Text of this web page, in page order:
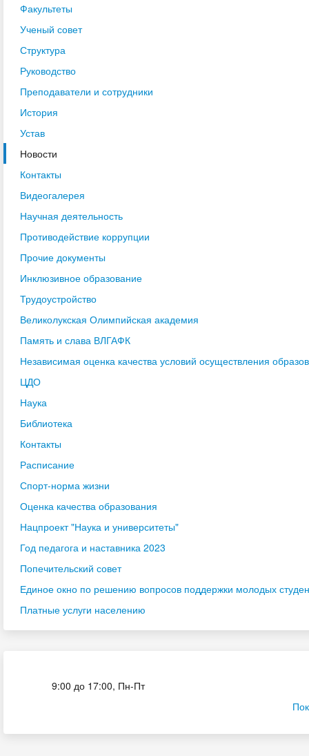
Факультеты
Ученый совет
Структура
Руководство
Преподаватели и сотрудники
История
Устав
Новости
Контакты
Видеогалерея
Научная деятельность
Противодействие коррупции
Прочие документы
Инклюзивное образование
Трудоустройство
Великолукская Олимпийская академия
Память и слава ВЛГАФК
Независимая оценка качества условий осуществления
ЦДО
Наука
Библиотека
Контакты
Расписание
Спорт-норма жизни
Оценка качества образования
Нацпроект "Наука и университеты"
Год педагога и наставника 2023
Попечительский совет
Единое окно по решению вопросов поддержки молодых
Платные услуги населению
9:00 до 17:00, Пн-Пт